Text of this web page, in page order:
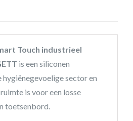
Touch industrieel
is een siliconen
sector en
is voor een losse
toetsenbord.